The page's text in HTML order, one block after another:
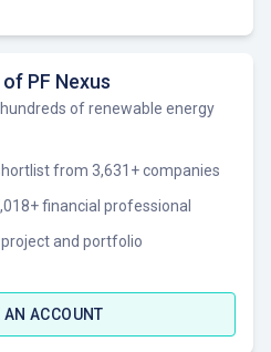
PF Nexus
of renewable energy
from 3,631+ companies
financial professional
and portfolio
AN ACCOUNT